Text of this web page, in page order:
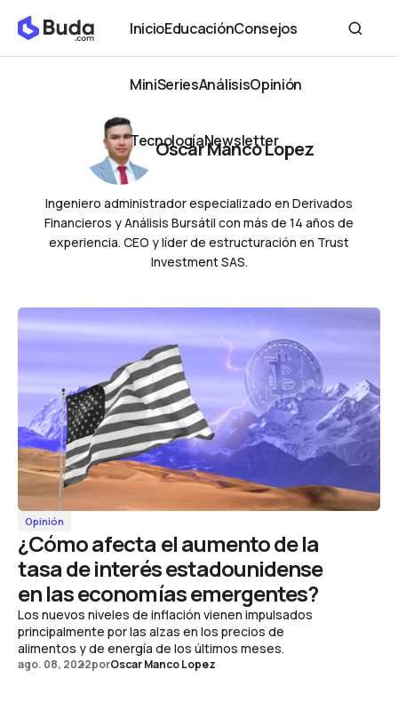
Inicio
Inicio
Educación
Educación
Consejos
Consejos
MiniSeriesAnálisisOpinión
Tecnología
Tecnología
Newsletter
Oscar Manco Lopez
Ingeniero administrador especializado en Derivados
Financieros y Análisis Bursátil con más de 14 años de
experiencia. CEO y líder de estructuración en Trust
Investment SAS.
Opinión
¿Cómo afecta el aumento de la
tasa de interés estadounidense
en las economías emergentes?
Los nuevos niveles de inflación vienen impulsados
principalmente por las alzas en los precios de
alimentos y de energía de los últimos meses.
ago. 08, 2022porOscar Manco Lopez